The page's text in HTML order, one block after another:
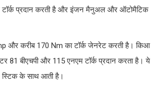
प्रदान करती है और इंजन मैनुअल और ऑटोमैटिक
और करीब 170 Nm का टॉर्क जेनरेट करती है। किआ
81 बीएचपी और 115 एनएम टॉर्क प्रदान करता है। ये
के साथ आती है।